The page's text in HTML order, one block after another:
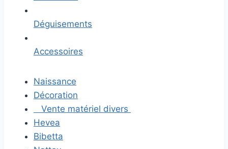
Déguisements
Accessoires
Naissance
Décoration
Vente matériel divers
Hevea
Bibetta